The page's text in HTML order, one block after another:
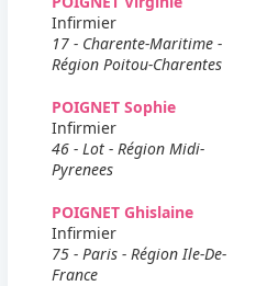
Infirmier
17 - Charente-Maritime -
Région Poitou-Charentes
POIGNET Sophie
Infirmier
46 - Lot - Région Midi-
Pyrenees
POIGNET Ghislaine
Infirmier
75 - Paris - Région Ile-De-
France